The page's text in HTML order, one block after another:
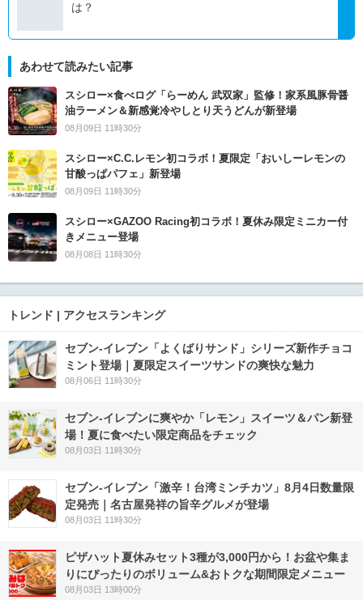
は？
あわせて読みたい記事
スシロー×食べログ「らーめん 武双家」監修！家系風豚骨醤
油ラーメン＆新感覚冷やしとり天うどんが新登場
08月09日 11時30分
スシロー×C.C.レモン初コラボ！夏限定「おいしーレモンの
甘酸っぱパフェ」新登場
08月09日 11時30分
スシロー×GAZOO Racing初コラボ！夏休み限定ミニカー付
きメニュー登場
08月08日 11時30分
トレンド | アクセスランキング
セブン‐イレブン「よくばりサンド」シリーズ新作チョコ
ミント登場｜夏限定スイーツサンドの爽快な魅力
08月06日 11時30分
セブン‐イレブンに爽やか「レモン」スイーツ＆パン新登
場！夏に食べたい限定商品をチェック
08月03日 11時30分
セブン-イレブン「激辛！台湾ミンチカツ」8月4日数量限
定発売｜名古屋発祥の旨辛グルメが登場
08月03日 11時30分
ピザハット夏休みセット3種が3,000円から！お盆や集ま
りにぴったりのボリューム&おトクな期間限定メニュー
08月03日 13時00分